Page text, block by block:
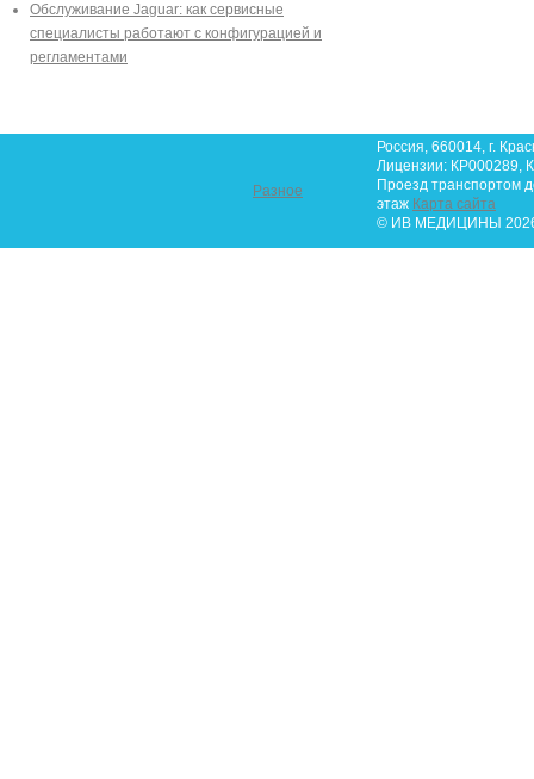
Обслуживание Jaguar: как сервисные
специалисты работают с конфигурацией и
регламентами
Разное
Россия, 660014, г.
Лицензии: КР000289,
Проезд транспортом
этаж Карта сайта
© ИВ МЕДИЦИНЫ